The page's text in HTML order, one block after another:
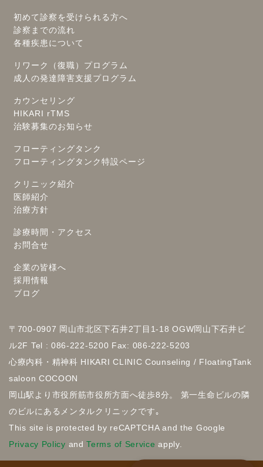
初めて診察を受けられる方へ
診察までの流れ
各種疾患について
リワーク（復職）プログラム
成人の発達障害支援プログラム
カウンセリング
HIKARI rTMS
治験募集のお知らせ
フローティングタンク
フローティングタンク特設ページ
クリニック紹介
医師紹介
治療方針
診療時間・アクセス
お問合せ
企業の皆様へ
採用情報
ブログ
〒700-0907 岡山市北区下石井2丁目1-18 OGW岡山下石井ビ
ル2F Tel : 086-222-5200 Fax: 086-222-5203
心療内科・精神科 HIKARI CLINIC Counseling / FloatingTank
saloon COCOON
岡山駅より市役所筋市役所方面へ徒歩8分。 第一生命ビルの隣
のビルにあるメンタルクリニックです｡
This site is protected by reCAPTCHA and the Google
Privacy Policy andTerms of Service apply.